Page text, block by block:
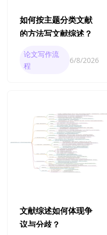
如何按主题分类文献
的方法写文献综述？
论文写作流
程
6/8/2026
文献综述如何体现争
议与分歧？